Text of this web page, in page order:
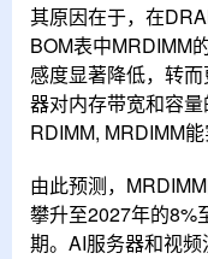
其原因在于，在
BOM表中MRDIMM
感度显著降低，转
器对内存带宽和容
RDIMM, MRDIMM
由此预测，
攀升至2027年的8%
期。AI服务器和视